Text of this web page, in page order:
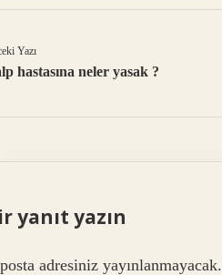
Yazı
hastasına neler yasak ?
yanıt yazın
adresiniz yayınlanmayacak.